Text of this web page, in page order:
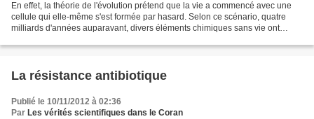
En effet, la théorie de l'évolution prétend que la vie a commencé avec une
cellule qui elle-même s'est formée par hasard. Selon ce scénario, quatre
milliards d'années auparavant, divers éléments chimiques sans vie ont
La résistance antibiotique
Publié le 10/11/2012 à 02:36
Par Les vérités scientifiques dans le Coran